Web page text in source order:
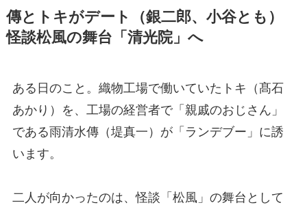
傳とトキがデート（銀二郎、小谷とも）
怪談松風の舞台「清光院」へ
ある日のこと。織物工場で働いていたトキ（髙石
あかり）を、工場の経営者で「親戚のおじさん」
である雨清水傳（堤真一）が「ランデブー」に誘
います。
二人が向かったのは、怪談「松風」の舞台として